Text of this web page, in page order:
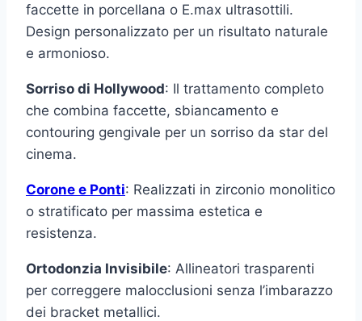
faccette in porcellana o E.max ultrasottili.
Design personalizzato per un risultato naturale
e armonioso.
Sorriso di Hollywood: Il trattamento completo
che combina faccette, sbiancamento e
contouring gengivale per un sorriso da star del
cinema.
Corone e Ponti: Realizzati in zirconio monolitico
o stratificato per massima estetica e
resistenza.
Ortodonzia Invisibile: Allineatori trasparenti
per correggere malocclusioni senza l’imbarazzo
dei bracket metallici.